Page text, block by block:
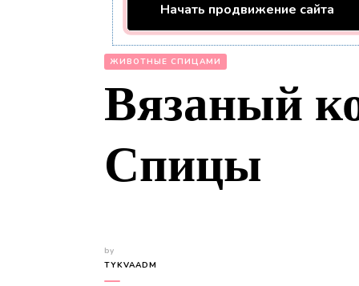
Начать продвижение сайта
ЖИВОТНЫЕ СПИЦАМИ
Вязаный
Спицы
by
TYKVAADM